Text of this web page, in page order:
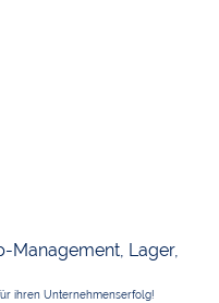
Management, Lager,
ihren Unternehmenserfolg!